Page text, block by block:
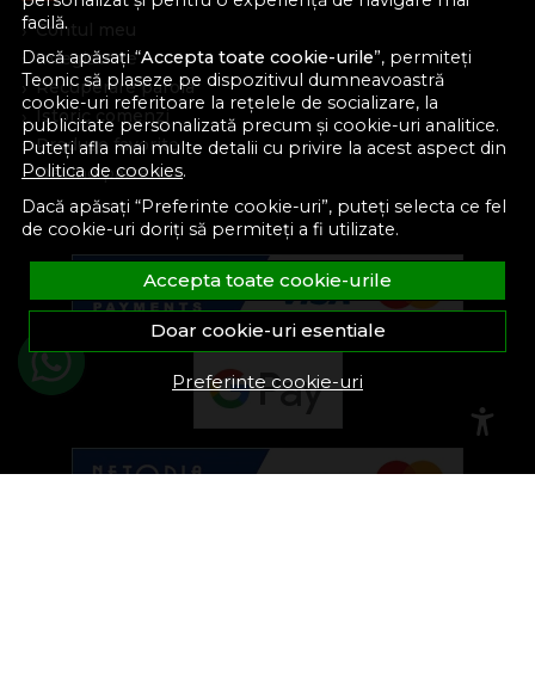
facilă.
Dacă apăsați “Accepta toate cookie-urile”, permiteți
Teonic să plaseze pe dispozitivul dumneavoastră
cookie-uri referitoare la rețelele de socializare, la
publicitate personalizată precum și cookie-uri analitice.
Puteți afla mai multe detalii cu privire la acest aspect din
Politica de cookies.
Dacă apăsați “Preferinte cookie-uri”, puteți selecta ce fel
de cookie-uri doriți să permiteți a fi utilizate.
Accepta toate cookie-urile
Doar cookie-uri esentiale
Preferinte cookie-uri
Contul meu
Inregistrare
Recuperare parola
Istoric comenzi
Produse favorite
Devino partener